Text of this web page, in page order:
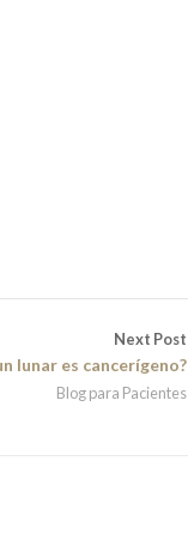
Next Post
lunar es cancerígeno?
Blog para Pacientes